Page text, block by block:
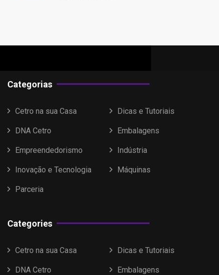
Categorias
Cetro na sua Casa Dicas e Tutoriais
DNA Cetro Embalagens
Empreendedorismo Indústria
Inovação e Tecnologia Máquinas
Parceria
Categories
Cetro na sua Casa Dicas e Tutoriais
DNA Cetro Embalagens